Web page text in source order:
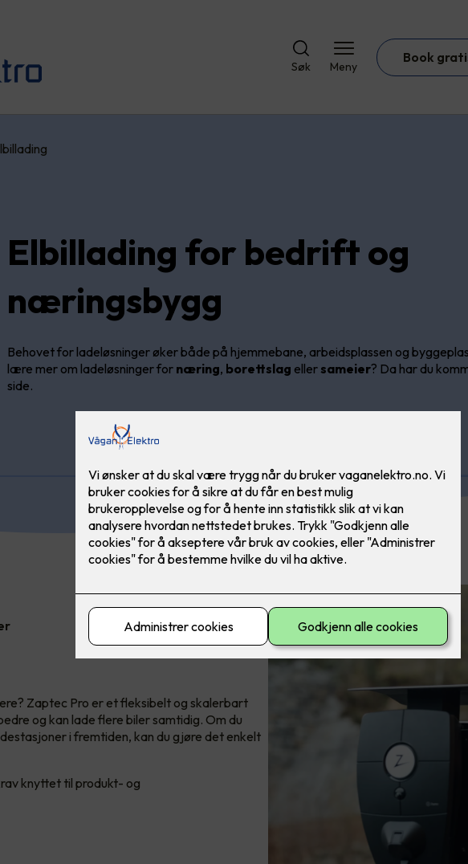
Søk Meny
Book
Elbillading for bedrift og
næringsbygg
Behovet for ladeløsninger øker både på hjemmebane, arbeidsplassen og
lære mer om ladeløsninger for næring, borettslag eller sameier? Da har du
side.
Zaptec Pro er et fleksibelt og skalerbart
og kan lade flere biler samtidig. Om du
i fremtiden, kan du gjøre det enkelt
knyttet til produkt- og